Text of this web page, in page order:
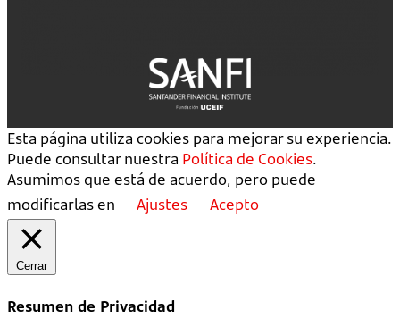
Esta página utiliza cookies para mejorar su experiencia.
Puede consultar nuestra Política de Cookies.
Asumimos que está de acuerdo, pero puede
modificarlas en
Ajustes Acepto
Cerrar
Resumen de Privacidad